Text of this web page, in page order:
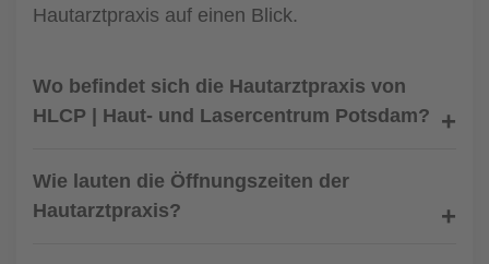
Hautarztpraxis auf einen Blick.
Wo befindet sich die Hautarztpraxis von
HLCP | Haut- und Lasercentrum Potsdam?
Wie lauten die Öffnungszeiten der
Hautarztpraxis?